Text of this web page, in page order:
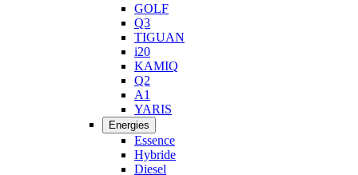
GOLF
Q3
TIGUAN
i20
KAMIQ
Q2
A1
YARIS
Energies
Essence
Hybride
Diesel